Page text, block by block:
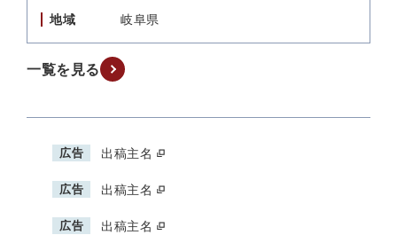
地域 岐阜県
一覧を見る
広告 出稿主名
広告 出稿主名
広告 出稿主名